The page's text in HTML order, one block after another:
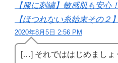
【服に刺繍】敏感肌も安心
【ほつれない糸始末その２
2020年8月5日 2:56 PM
[…] それでははじめましょ